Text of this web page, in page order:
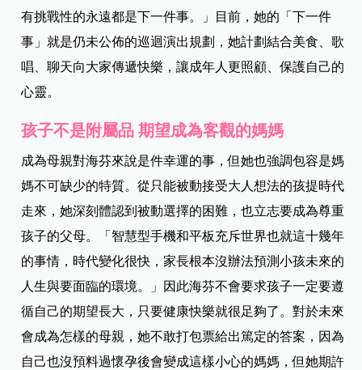
有挑戰性的永遠都是下一件事。」目前，她的「下一件
事」就是仍未公佈的巡迴演出規劃，她計劃結合美食、歌
唱、聊天向大家傳遞快樂，讓成年人更照顧、保護自己的
心靈。
孩子不是附屬品 期望成為客觀的媽媽
成為母親對海芬來說是件幸運的事，但她也強調包容是媽
媽不可缺少的特質。從只能被動接受大人想法的孩提時代
走來，她深刻體認到被動選擇的困難，也立志要成為尊重
孩子的父母。「智慧型手機和平板充斥世界也就這十幾年
的事情，時代變化很快，家長根本沒辦法預測小孩未來的
人生與要面臨的環境。」因此海芬不會要求孩子一定要遵
循自己的期望長大，只要健康快樂就很足夠了。對於未來
會成為怎樣的母親，她不敢打包票給出篤定的答案，因為
自己也沒預料過懷孕後會變成這樣小心的媽媽，但她期許